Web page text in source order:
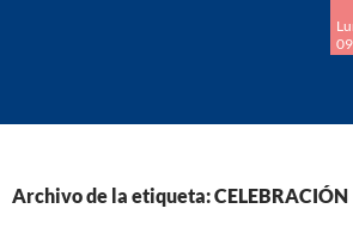
Archivo de la etiqueta: CELEBRACIÓN